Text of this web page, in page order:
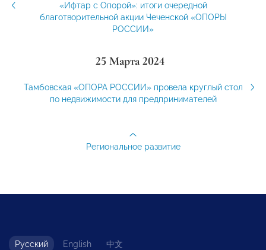
«Ифтар с Опорой»: итоги очередной
благотворительной акции Чеченской «ОПОРЫ
РОССИИ»
25 Марта 2024
Тамбовская «ОПОРА РОССИИ» провела круглый стол
по недвижимости для предпринимателей
Региональное развитие
Русский English 中文